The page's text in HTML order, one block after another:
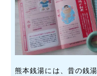
熊本銭湯には、昔の銭